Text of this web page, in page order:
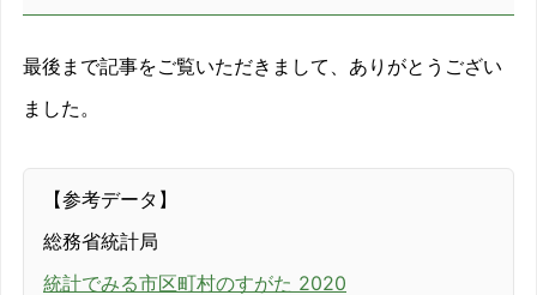
最後まで記事をご覧いただきまして、ありがとうござい
ました。
【参考データ】
総務省統計局
統計でみる市区町村のすがた 2020